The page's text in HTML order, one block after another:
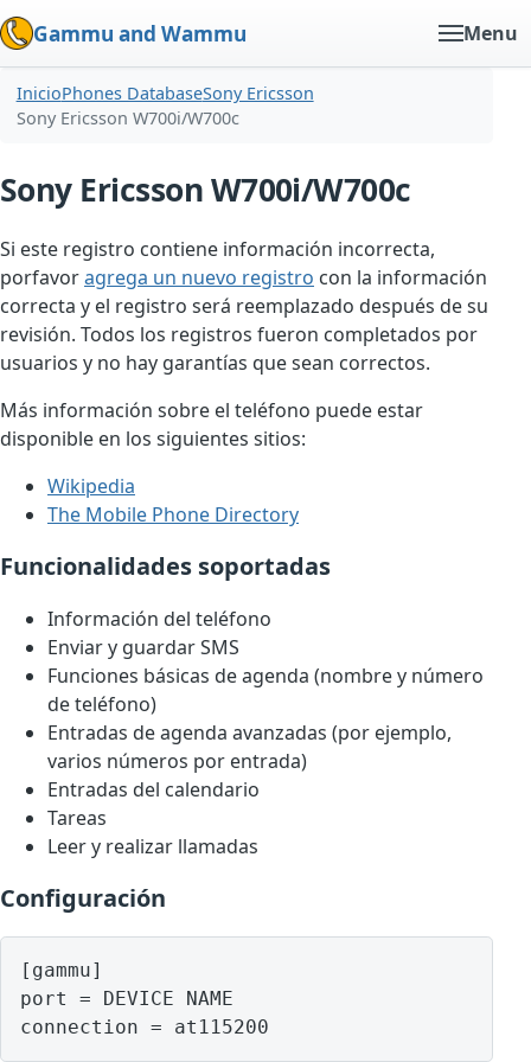
Gammu and Wammu Menu
InicioPhones DatabaseSony Ericsson
Sony Ericsson W700i/W700c
Sony Ericsson W700i/W700c
Si este registro contiene información incorrecta,
porfavoragrega un nuevo registro con la información
correcta y el registro será reemplazado después de su
revisión. Todos los registros fueron completados por
usuarios y no hay garantías que sean correctos.
Más información sobre el teléfono puede estar
disponible en los siguientes sitios:
Wikipedia
The Mobile Phone Directory
Funcionalidades soportadas
Información del teléfono
Enviar y guardar SMS
Funciones básicas de agenda (nombre y número
de teléfono)
Entradas de agenda avanzadas (por ejemplo,
varios números por entrada)
Entradas del calendario
Tareas
Leer y realizar llamadas
Configuración
[gammu]
port = DEVICE NAME